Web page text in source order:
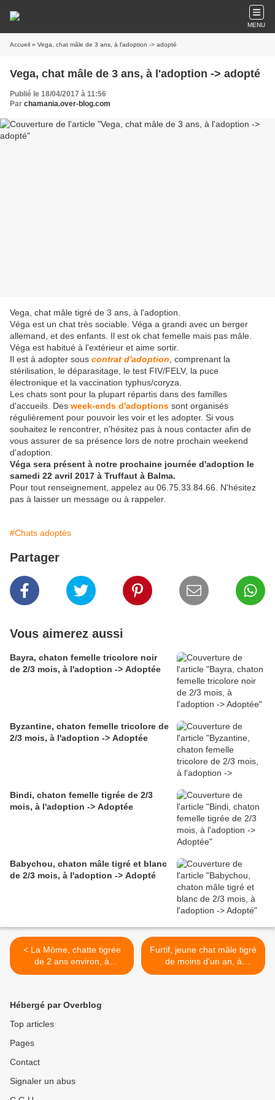
MENU
Accueil » Vega, chat mâle de 3 ans, à l'adoption -> adopté
Vega, chat mâle de 3 ans, à l'adoption -> adopté
Publié le 18/04/2017 à 11:56
Par chamania.over-blog.com
Vega, chat mâle tigré de 3 ans, à l'adoption.
Véga est un chat très sociable. Véga a grandi avec un berger
allemand, et des enfants. Il est ok chat femelle mais pas mâle.
Véga est habitué à l'extérieur et aime sortir.
Il est à adopter sous contrat d'adoption , comprenant la
stérilisation, le déparasitage, le test FIV/FELV, la puce
électronique et la vaccination typhus/coryza.
Les chats sont pour la plupart répartis dans des familles
d'accueils. Des week-ends d'adoptions sont organisés
régulièrement pour pouvoir les voir et les adopter. Si vous
souhaitez le rencontrer, n'hésitez pas à nous contacter afin de
vous assurer de sa présence lors de notre prochain weekend
d'adoption.
Véga sera présent à notre prochaine journée d'adoption le
samedi 22 avril 2017 à Truffaut à Balma.
Pour tout renseignement, appelez au 06.75.33.84.66. N'hésitez
pas à laisser un message ou à rappeler.
#Chats adoptés
Partager
Vous aimerez aussi
Bayra, chaton femelle tricolore noir
de 2/3 mois, à l'adoption -> Adoptée
Byzantine, chaton femelle tricolore de
2/3 mois, à l'adoption -> Adoptée
Bindi, chaton femelle tigrée de 2/3
mois, à l'adoption -> Adoptée
Babychou, chaton mâle tigré et blanc
de 2/3 mois, à l'adoption -> Adopté
< La Môme, chatte tigrée
de 2 ans environ, à
l'adoption -> adoptée
Furtif, jeune chat mâle tigré
de moins d'un an, à
l'adoption -> adopté >
Hébergé par Overblog
Top articles
Pages
Contact
Signaler un abus